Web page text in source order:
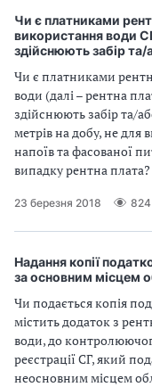
Чи є платниками
використання води
здійснюють забір
Чи є платниками
води (далі – рентна
здійснюють забір та/
метрів на добу, не для
напоїв та фасованої
випадку рентна плата?
23 березня 2018 824
Надання копії
за основним місцем
Чи подається копія
містить додаток з
води, до
реєстрації СГ, який
неосновним місцем